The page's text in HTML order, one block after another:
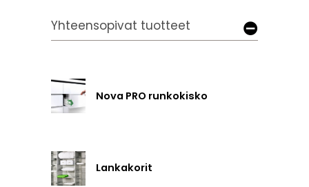
Yhteensopivat tuotteet
Nova PRO runkokisko
Lankakorit